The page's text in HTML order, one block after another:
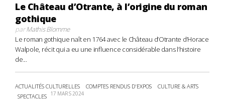
Le Château d’Otrante, à l’origine du roman
gothique
parMathis Blomme
Le roman gothique naît en 1764 avec le Château d’Otrante d’Horace
Walpole, récit qui a eu une influence considérable dans l’histoire
de...
ACTUALITÉS CULTURELLES COMPTES RENDUS D'EXPOS
CULTURE & ARTS
SPECTACLES 17 MARS 2024